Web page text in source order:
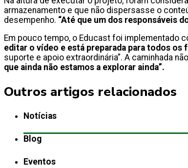
armazenamento e que não dispersasse o
desempenho. “Até que um dos responsáveis
Em pouco tempo, o Educast foi implementado
editar o vídeo e está preparada para todos os
suporte e apoio extraordinária”. A caminhada
que ainda não estamos a explorar ainda”.
Outros artigos relacionados
Notícias
Blog
Eventos